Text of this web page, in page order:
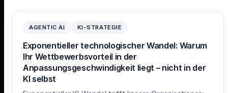
AGENTIC AI KI-STRATEGIE
Exponentieller technologischer Wandel: Warum
Ihr Wettbewerbsvorteil in der
Anpassungsgeschwindigkeit liegt – nicht in der
KI selbst